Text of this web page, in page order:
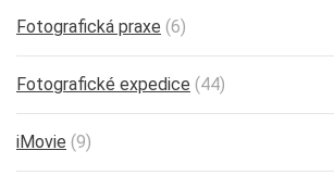
Fotografická praxe (6)
Fotografické expedice (44)
iMovie (9)